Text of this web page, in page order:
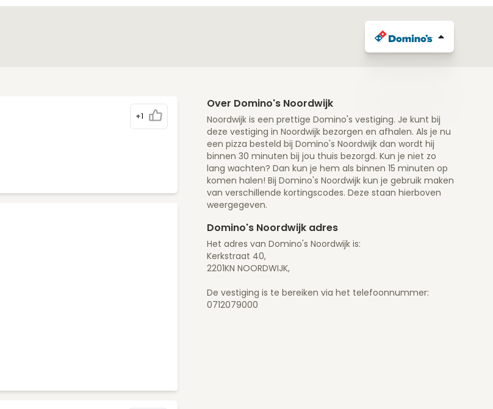
+1
Over Domino's Noordwijk
Noordwijk is een prettige Domino's vestiging. Je kunt bij
deze vestiging in Noordwijk bezorgen en afhalen. Als je nu
een pizza besteld bij Domino's Noordwijk dan wordt hij
binnen 30 minuten bij jou thuis bezorgd. Kun je niet zo
lang wachten? Dan kun je hem als binnen 15 minuten op
komen halen! Bij Domino's Noordwijk kun je gebruik maken
van verschillende kortingscodes. Deze staan hierboven
weergegeven.
Domino's Noordwijk adres
Het adres van Domino's Noordwijk is:
Kerkstraat 40,
2201KN NOORDWIJK,
De vestiging is te bereiken via het telefoonnummer:
0712079000